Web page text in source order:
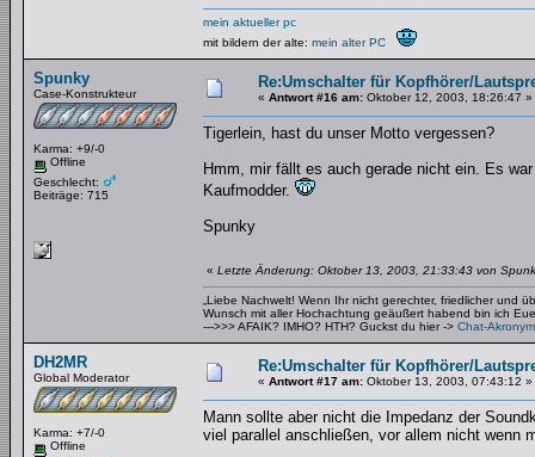
mein aktueller pc
mit bildern der alte: mein alter PC
Spunky
Case-Konstrukteur
Karma: +9/-0
Offline
Geschlecht:
Beiträge: 715
Re:Umschalter für Kopfhörer/
« Antwort #16 am: Oktober 12, 2003, 18:26:47 »
Tigerlein, hast du unser Motto vergessen?
Hmm, mir fällt es auch gerade nicht ein. Es
Kaufmodder.
Spunky
« Letzte Änderung: Oktober 13, 2003, 21:33:43 von
„Liebe Nachwelt! Wenn Ihr nicht gerechter, friedlicher und
Wunsch mit aller Hochachtung geäußert habend bin ich
--->>> AFAIK? IMHO? HTH? Guckst du hier -> Chat-
DH2MR
Global Moderator
Karma: +7/-0
Offline
Re:Umschalter für Kopfhörer/
« Antwort #17 am: Oktober 13, 2003, 07:43:12 »
Mann sollte aber nicht die Impedanz der
viel parallel anschließen, vor allem nicht